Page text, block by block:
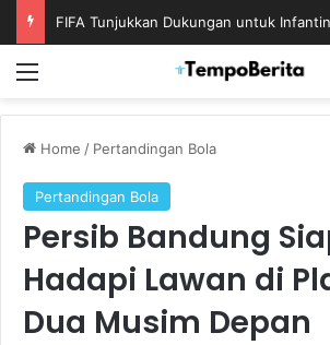
Home / Pertandingan Bola
Pertandingan Bola
Persib Bandung
Hadapi Lawan di
Dua Musim Depan